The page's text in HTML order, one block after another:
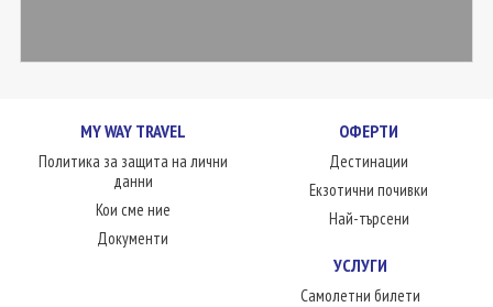
MY WAY TRAVEL
Политика за защита на лични
данни
Кои сме ние
Документи
ОФЕРТИ
Дестинации
Екзотични почивки
Най-търсени
УСЛУГИ
Самолетни билети